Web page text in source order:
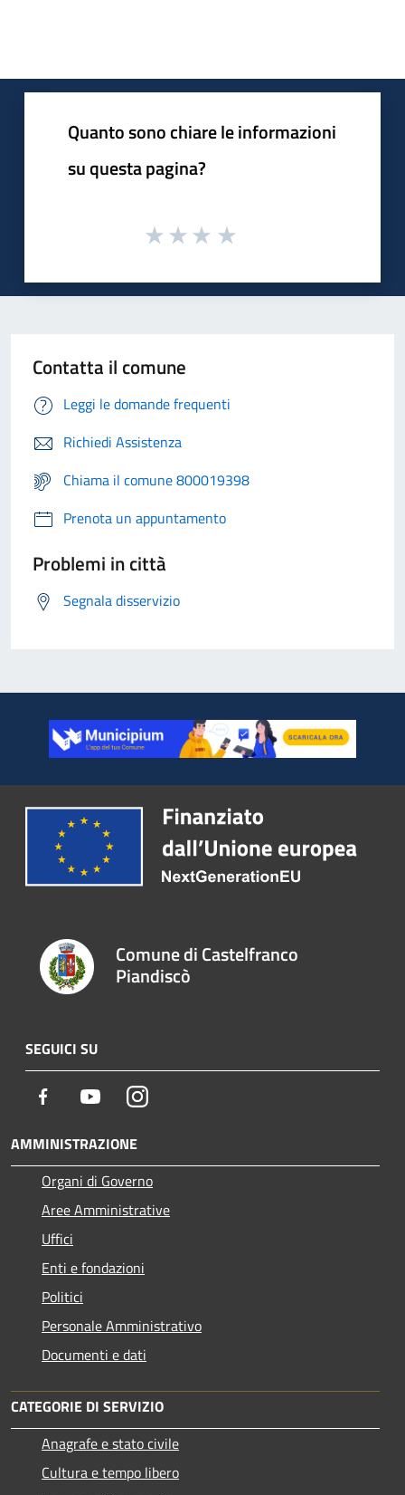
Quanto sono chiare le informazioni
su questa pagina?
Contatta il comune
Leggi le domande frequenti
Richiedi Assistenza
Chiama il comune 800019398
Prenota un appuntamento
Problemi in città
Segnala disservizio
Comune di Castelfranco
Piandiscò
SEGUICI SU
Facebook YoutubeInstagram
AMMINISTRAZIONE
Organi di Governo
Aree Amministrative
Uffici
Enti e fondazioni
Politici
Personale Amministrativo
Documenti e dati
CATEGORIE DI SERVIZIO
Anagrafe e stato civile
Cultura e tempo libero